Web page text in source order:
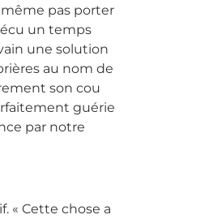
pas porter
un temps
une solution
au nom de
son cou
guérie
par notre
« Cette chose a